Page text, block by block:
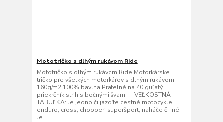
Mototričko s dlhým rukávom Ride
Mototričko s dlhým rukávom Ride Motorkárske
tričko pre všetkých motorkárov s dlhým rukávom
160g/m2 100% bavlna Pratelné na 40 guľatý
priekrčník strih s bočnými švami VEĽKOSTNÁ
TABUĽKA: Je jedno či jazdíte cestné motocykle,
enduro, cross, chopper, superšport, naháče či iné.
Je...